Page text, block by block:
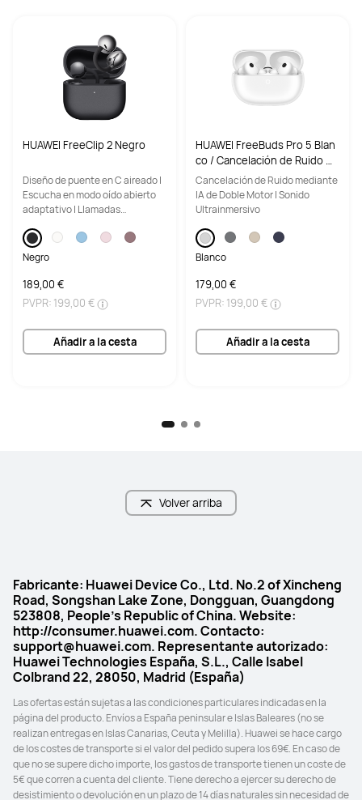
HUAWEI FreeClip 2 Negro
Diseño de puente en C aireado |
Escucha en modo oído abierto
adaptativo | Llamadas
Negro
189,00 €
PVPR: 199,00 €
Añadir a la cesta
HUAWEI FreeBuds Pro 5 Blan
co / Cancelación de Ruido m
ediante IA de Doble Motor / S
onido Ultrainmersivo
Cancelación de Ruido mediante
IA de Doble Motor | Sonido
Ultrainmersivo
Blanco
179,00 €
PVPR: 199,00 €
Añadir a la cesta
Volver arriba
Fabricante: Huawei Device Co., Ltd. No.2 of Xincheng
Road, Songshan Lake Zone, Dongguan, Guangdong
523808, People's Republic of China. Website:
http://consumer.huawei.com. Contacto:
support@huawei.com. Representante autorizado:
Huawei Technologies España, S.L., Calle Isabel
Colbrand 22, 28050, Madrid (España)
Las ofertas están sujetas a las condiciones particulares indicadas en la
página del producto. Envíos a España peninsular e Islas Baleares (no se
realizan entregas en Islas Canarias, Ceuta y Melilla). Huawei se hace cargo
de los costes de transporte si el valor del pedido supera los 69€. En caso de
que no se supere dicho importe, los gastos de transporte tienen un coste de
5€ que corren a cuenta del cliente. Tiene derecho a ejercer su derecho de
desistimiento o devolución en un plazo de 14 días naturales sin necesidad de